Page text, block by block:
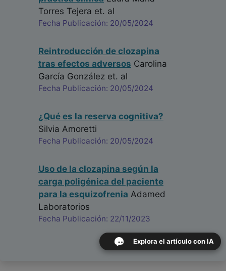
Torres Tejera et. al
Fecha Publicación: 20/05/2024
Reintroducción de clozapina
tras efectos adversos Carolina
García González et. al
Fecha Publicación: 20/05/2024
¿Qué es la reserva cognitiva?
Silvia Amoretti
Fecha Publicación: 20/05/2024
Uso de la clozapina según la
carga poligénica del paciente
para la esquizofrenia Adamed
Laboratorios
Fecha Publicación: 22/11/2023
Explora el artículo con IA